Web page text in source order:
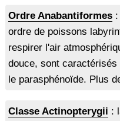
Ordre Anabantiformes:
ordre de poissons
respirer l'air
douce, sont
le parasphénoïde. Plus
Classe Actinopterygii :